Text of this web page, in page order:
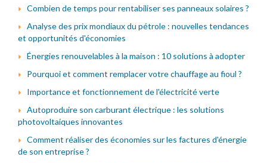
Combien de temps pour rentabiliser ses panneaux solaires ?
Analyse des prix mondiaux du pétrole : nouvelles tendances
et opportunités d'économies
Énergies renouvelables à la maison : 10 solutions à adopter
Pourquoi et comment remplacer votre chauffage au fioul ?
Importance et fonctionnement de l'électricité verte
Autoproduire son carburant électrique : les solutions
photovoltaiques innovantes
Comment réaliser des économies sur les factures d'énergie
de son entreprise ?